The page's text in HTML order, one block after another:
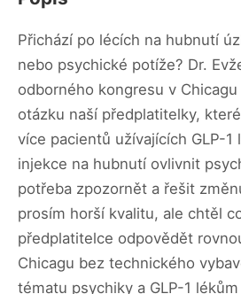
Přichází po lécích na hubnutí
nebo psychické potíže? Dr.
odborného kongresu v
otázku naší předplatitelky,
více pacientů užívajících GLP-1
injekce na hubnutí ovlivnit
potřeba zpozornět a řešit
prosím horší kvalitu, ale chtěl
předplatitelce odpovědět
Chicagu bez technického
tématu psychiky a GLP-1